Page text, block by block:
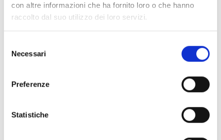
con altre informazioni che ha fornito loro o che hanno
raccolto dal suo utilizzo dei loro servizi.
delNecessari
Preferenze
Statistiche
Scuola di Medicina e Chirurgia(14)
Alta Formazione
Dottorati di Ricerca
Altri Corsi